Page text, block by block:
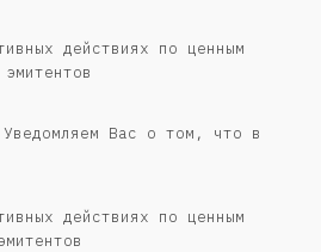
действиях по ценным
Вас о том, что в
действиях по ценным